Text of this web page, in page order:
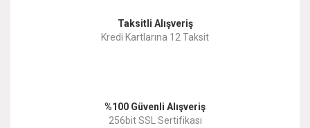
Ürün resmi kalitesiz, bozuk veya görüntülenemiyor.
Ürün fiyatı diğer sitelerden daha pahalı.
Taksitli Alışveriş
Kredi Kartlarına 12 Taksit
%100 Güvenli Alışveriş
256bit SSL Sertifikası